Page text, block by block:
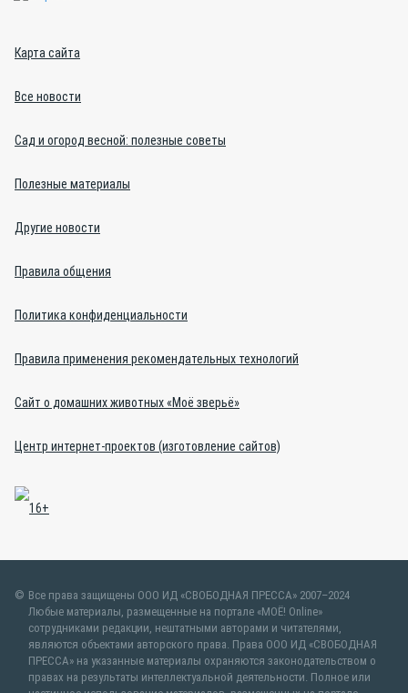
Карта сайта
Все новости
Сад и огород весной: полезные советы
Полезные материалы
Другие новости
Правила общения
Политика конфиденциальности
Правила применения рекомендательных технологий
Сайт о домашних животных «Моё зверьё»
Центр интернет-проектов (изготовление сайтов)
Все права защищены ООО ИД «СВОБОДНАЯ ПРЕССА» 2007–2024
Любые материалы, размещенные на портале «МОЁ! Online»
сотрудниками редакции, нештатными авторами и читателями,
являются объектами авторского права. Права ООО ИД «СВОБОДНАЯ
ПРЕССА» на указанные материалы охраняются законодательством о
правах на результаты интеллектуальной деятельности. Полное или